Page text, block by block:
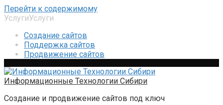
Перейти к содержимому
УслугиУслуги
Создание сайтов
Поддержка сайтов
Продвижение сайтов
Информационные Технологии Сибири
Создание и продвижение сайтов под ключ